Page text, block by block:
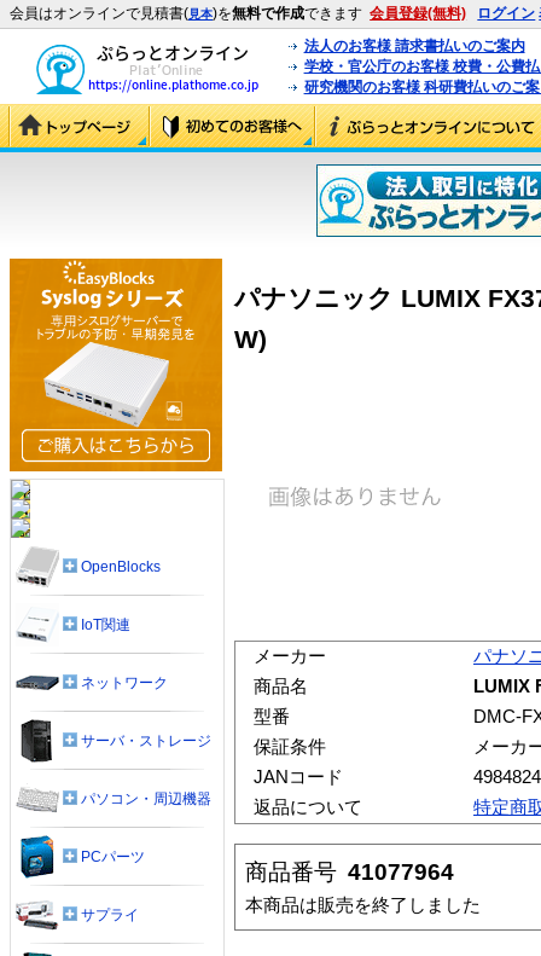
会員はオンラインで見積書(見本)を無料で作成できます 会員登録(無料) ログイン
法人のお客様 請求書払いのご案内
学校・官公庁のお客様 校費・公費
研究機関のお客様 科研費払いのご
パナソニック LUMIX
W)
メーカー
パナソ
商品名
LUMIX
型番
DMC-
保証条件
メーカ
JANコード
返品について
特定商
商品番号 41077964
本商品は販売を終了しました
OpenBlocks
IoT関連
ネットワーク
サーバ・ストレージ
パソコン・周辺機器
PCパーツ
サプライ